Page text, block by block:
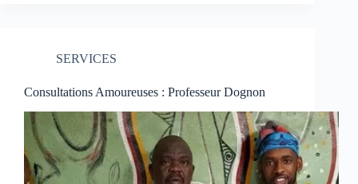
SERVICES
Consultations Amoureuses : Professeur Dognon